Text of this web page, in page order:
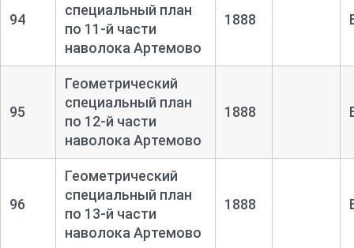
94
специальный план
по 11-й части
наволока Артемово
1888
95
Геометрический
специальный план
по 12-й части
наволока Артемово
1888
96
Геометрический
специальный план
по 13-й части
наволока Артемово
1888